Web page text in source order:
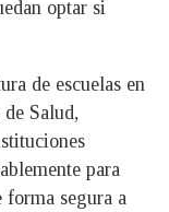
optar si
de escuelas en
Salud,
para
forma segura a